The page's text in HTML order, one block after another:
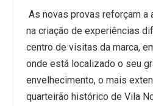
As novas provas reforçam a
na criação de experiências
centro de visitas da marca,
onde está localizado o seu
envelhecimento, o mais
quarteirão histórico de Vila